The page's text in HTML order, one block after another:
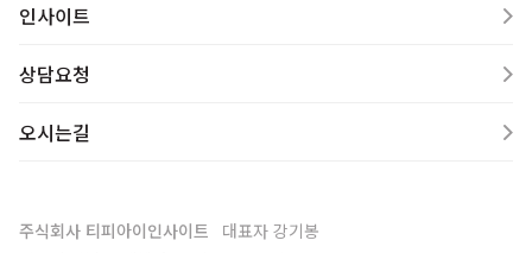
인사이트
상담요청
오시는길
주식회사 티피아이인사이트 대표자 강기봉